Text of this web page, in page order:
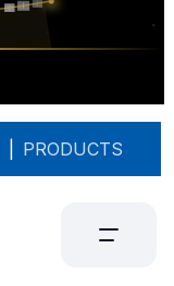
PRODUCTS